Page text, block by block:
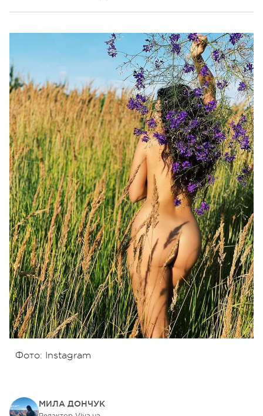
Фото: Instagram
МИЛА ДОНЧУК